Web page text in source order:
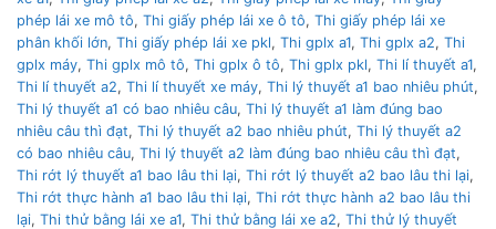
phép lái xe mô tô, Thi giấy phép lái xe ô tô, Thi giấy phép lái xe
phân khối lớn, Thi giấy phép lái xe pkl, Thi gplx a1, Thi gplx a2, Thi
gplx máy, Thi gplx mô tô, Thi gplx ô tô, Thi gplx pkl, Thi lí thuyết a1,
Thi lí thuyết a2, Thi lí thuyết xe máy, Thi lý thuyết a1 bao nhiêu phút,
Thi lý thuyết a1 có bao nhiêu câu, Thi lý thuyết a1 làm đúng bao
nhiêu câu thì đạt, Thi lý thuyết a2 bao nhiêu phút, Thi lý thuyết a2
có bao nhiêu câu, Thi lý thuyết a2 làm đúng bao nhiêu câu thì đạt,
Thi rớt lý thuyết a1 bao lâu thi lại, Thi rớt lý thuyết a2 bao lâu thi lại,
Thi rớt thực hành a1 bao lâu thi lại, Thi rớt thực hành a2 bao lâu thi
lại, Thi thử bằng lái xe a1, Thi thử bằng lái xe a2, Thi thử lý thuyết